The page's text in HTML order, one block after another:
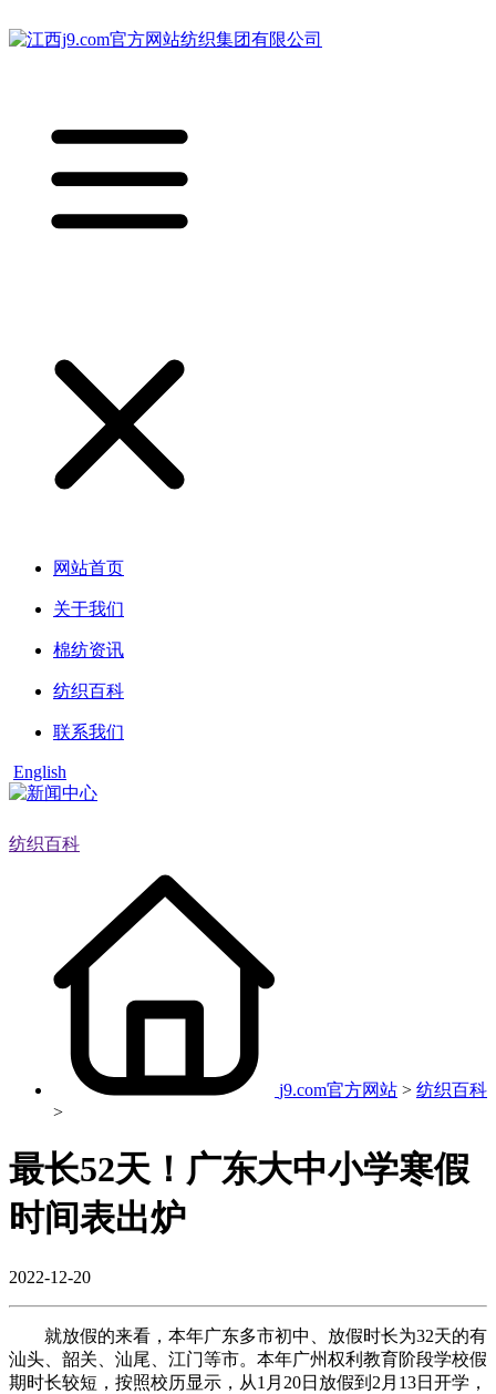
网站首页
关于我们
棉纺资讯
纺织百科
联系我们
English
纺织百科
j9.com官方网站 > 纺织百科
>
最长52天！广东大中小学寒假
时间表出炉
2022-12-20
就放假的来看，本年广东多市初中、放假时长为32天的有
汕头、韶关、汕尾、江门等市。本年广州权利教育阶段学校假
期时长较短，按照校历显示，从1月20日放假到2月13日开学，